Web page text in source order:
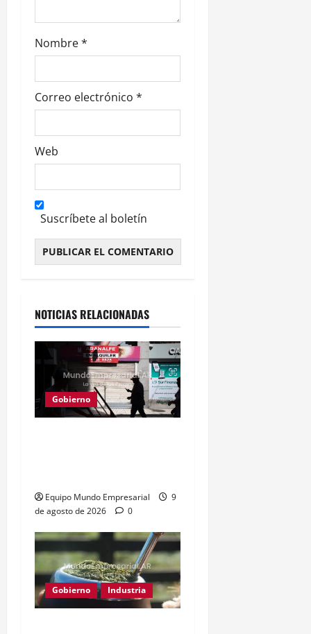
a
d
a
s
Nombre*
Correo electrónico *
Web
Suscríbete al boletín
NOTICIAS RELACIONADAS
Gobierno
Equipo Mundo Empresarial
9
de agosto de 2026
0
Gobierno Industria